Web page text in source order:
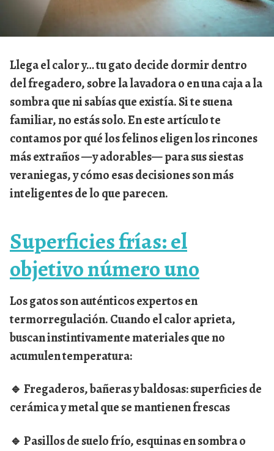
Llega el calor y… tu gato decide dormir dentro
del fregadero, sobre la lavadora o en una caja a la
sombra que ni sabías que existía. Si te suena
familiar, no estás solo. En este artículo te
contamos por qué los felinos eligen los rincones
más extraños —y adorables— para sus siestas
veraniegas, y cómo esas decisiones son más
inteligentes de lo que parecen.
Superficies frías: el
objetivo número uno
Los gatos son auténticos expertos en
termorregulación. Cuando el calor aprieta,
buscan instintivamente materiales que no
acumulen temperatura:
🔹 Fregaderos, bañeras y baldosas: superficies de
cerámica y metal que se mantienen frescas
🔹 Pasillos de suelo frío, esquinas en sombra o